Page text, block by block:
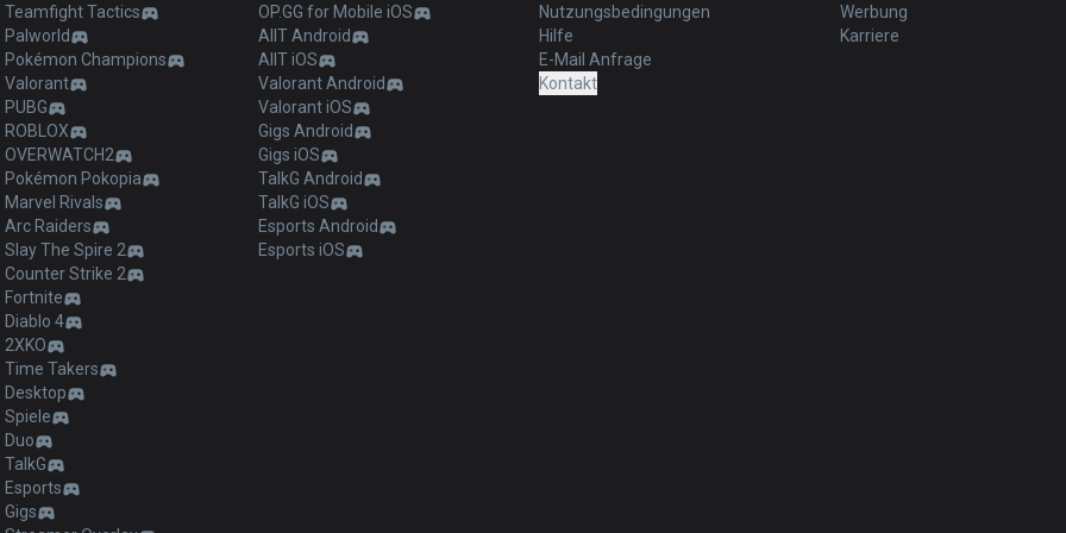
Teamfight Tactics
Palworld
Pokémon Champions
Valorant
PUBG
ROBLOX
OVERWATCH2
Pokémon Pokopia
Marvel Rivals
Arc Raiders
Slay The Spire 2
Counter Strike 2
Fortnite
Diablo 4
2XKO
Time Takers
Desktop
Spiele
Duo
TalkG
Esports
Gigs
OP.GG for Mobile iOS
AllT Android
AllT iOS
Valorant Android
Valorant iOS
Gigs Android
Gigs iOS
TalkG Android
TalkG iOS
Esports Android
Esports iOS
Nutzungsbedingungen
Hilfe
E-Mail Anfrage
Kontakt
Werbung
Karriere